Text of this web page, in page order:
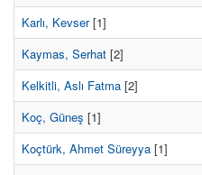
Karlı, Kevser[1]
Kaymas, Serhat [2]
Kelkitli, Aslı Fatma [2]
Koç, Güneş [1]
Koçtürk, Ahmet Süreyya [1]